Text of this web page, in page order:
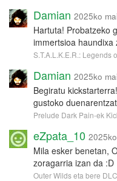
Damian 2025ko
Hartuta! Probatzeko
immertsioa haundixa
S.T.A.L.K.E.R.: Legends
Damian 2025ko
Begiratu
gustoko
Prelude Dark Pain-ek
eZpata_10
Mila esker benetan,
zoragarria izan da :D
Outer Wilds eta bere